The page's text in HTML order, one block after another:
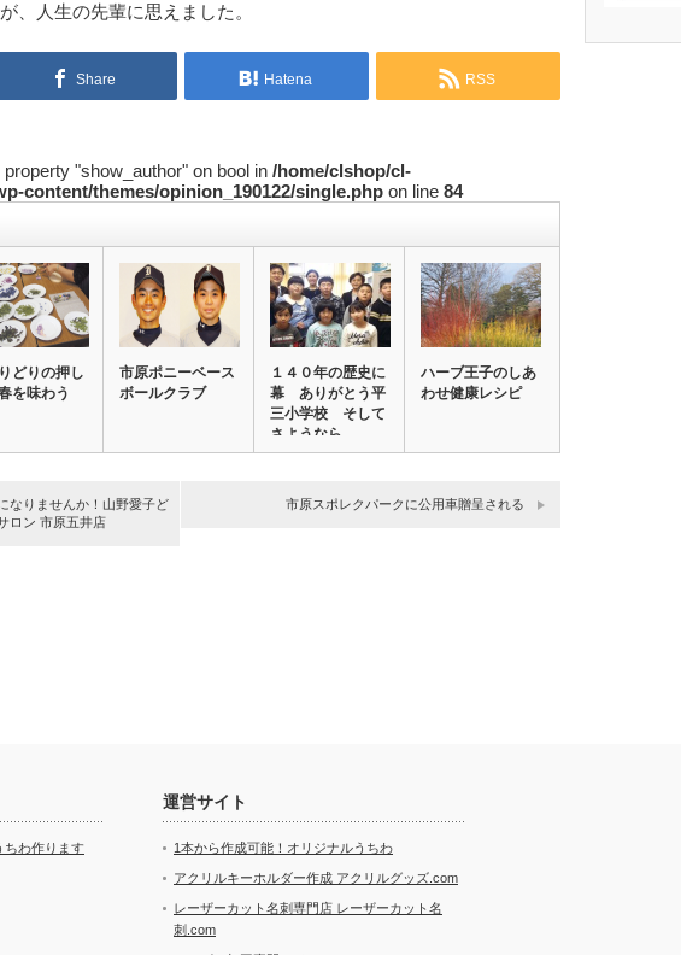
、人生の先輩に思えました。
Share Hatena RSS
"show_author" on bool in /home/clshop/cl-
content/themes/opinion_190122/single.php on line 84
どりの押し
を味わう
市原ポニーベース
ボールクラブ
１４０年の歴史に
幕 ありがとう平
三小学校 そして
さようなら
ハーブ王子のしあ
わせ健康レシピ
なりませんか！山野愛子ど
ロン 市原五井店
市原スポレクパークに公用車贈呈される
ちわ作ります
運営サイト
1本から作成可能！オリジナルうちわ
アクリルキーホルダー作成 アクリルグッズ.com
レーザーカット名刺専門店 レーザーカット名
刺.com